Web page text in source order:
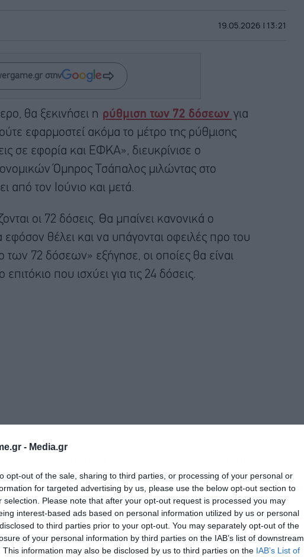
- Media.gr
opt-out of the sale, sharing to third parties, or processing of your personal or
for targeted advertising by us, please use the below opt-out section to
selection. Please note that after your opt-out request is processed you may
interest-based ads based on personal information utilized by us or personal
to third parties prior to your opt-out. You may separately opt-out of the
of your personal information by third parties on the IAB’s list of downstream
This information may also be disclosed by us to third parties on the IAB’s List of
19.05.2026 | 13:21
στην
θα ξεκινήσει η ρύθμιση των 72 δόσεων για
εφαρμοστεί ακόμα το μέτρο της ρύθμισης
σε εφορία και ΕΦΚΑ», διευκρίνισε ο
Όμηρος Τσάπαλος μιλώντας στο
από τον Ιούνιο και μετά.
οι 72 δόσεις. Θα μπαίνει κανονικά ο
θέλει και να υπάγονται οφειλές προ του
των 72 δόσεων» εξήγησε, οι οποίες θα είναι
που ισχύει για τις 24 δόσεις.
Πρέπει είτε να μην έχεις οφειλές από πρώτη
να τις έχεις ρυθμίσει σε έως 24 δόσεις. Και
χρόνο, θα πρέπει να πληρώνονται και οι
ρύθμιση των ‘24, να είμαστε τυπικοί ως προς